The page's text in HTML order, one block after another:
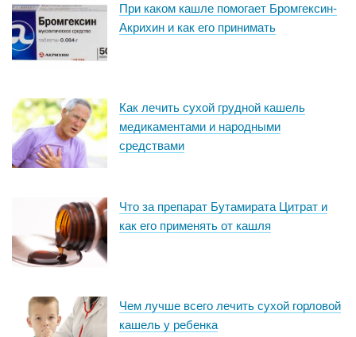
При каком кашле помогает Бромгексин-
Акрихин и как его принимать
Как лечить сухой грудной кашель
медикаментами и народными
средствами
Что за препарат Бутамирата Цитрат и
как его применять от кашля
Чем лучше всего лечить сухой горловой
кашель у ребенка